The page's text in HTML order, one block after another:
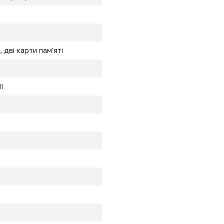
дві карти пам'яті